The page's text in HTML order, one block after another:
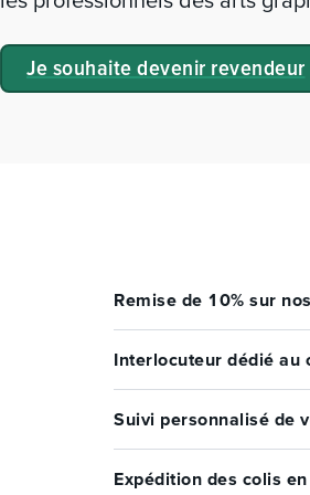
Je souhaite devenir revendeur
Remise de 10% sur
Oui, vous avez bien lu,
C'est parfait pour vos
Interlocuteur dédié au
Vous profitez d'un suivi
échanges et à
Suivi personnalisé de
Vos commandes sont
chaque étape de son
Expédition des colis